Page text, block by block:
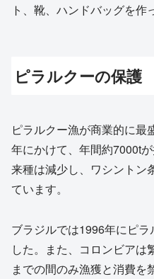
ト、靴、ハンドバッグを作
ピラルクーの保護
ピラルクー漁が商業的に
年にかけて、年間約7000t
来種は減少し、ワシントン
ています。
ブラジルでは1996年にピ
した。また、コロンビアは
までの間のみ漁獲と消費を